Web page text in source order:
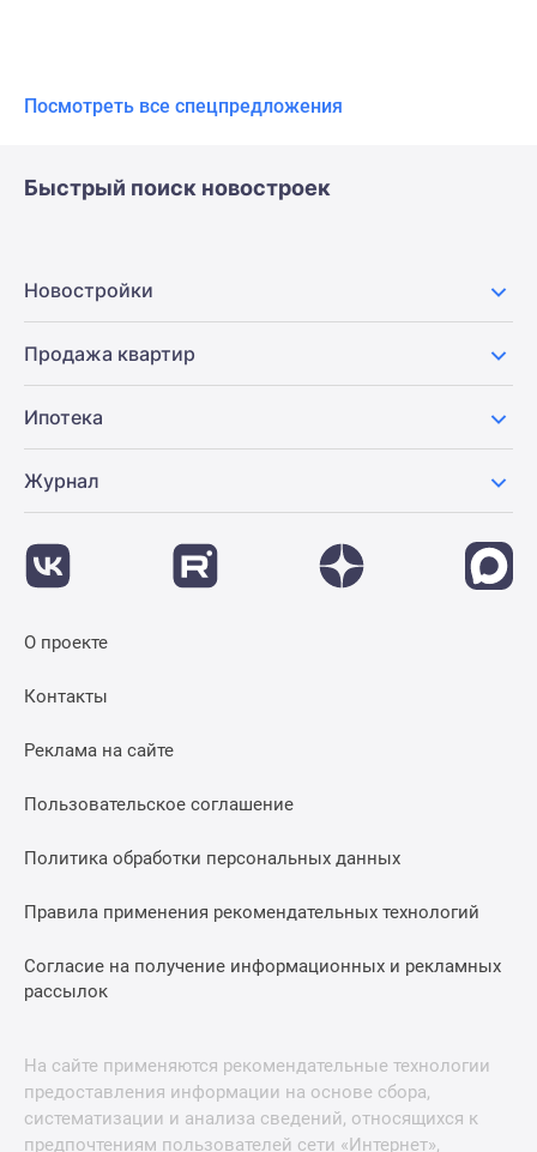
Посмотреть все спецпредложения
Быстрый поиск новостроек
Новостройки
Продажа квартир
Ипотека
Журнал
О проекте
Контакты
Реклама на сайте
Пользовательское соглашение
Политика обработки персональных данных
Правила применения рекомендательных технологий
Согласие на получение информационных и рекламных
рассылок
На сайте применяются рекомендательные технологии
предоставления информации на основе сбора,
систематизации и анализа сведений, относящихся к
предпочтениям пользователей сети «Интернет»,